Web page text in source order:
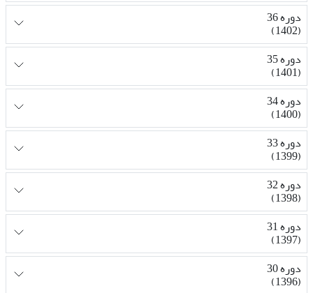
دوره 36
(1402)
دوره 35
(1401)
دوره 34
(1400)
دوره 33
(1399)
دوره 32
(1398)
دوره 31
(1397)
دوره 30
(1396)